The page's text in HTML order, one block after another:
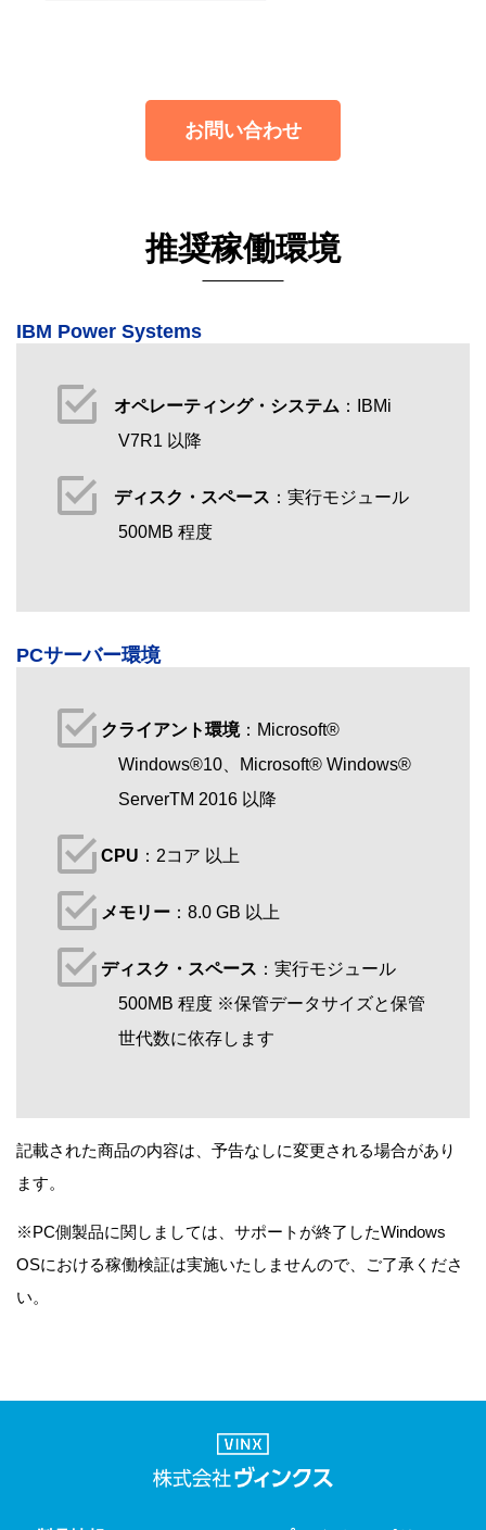
お問い合わせ
推奨稼働環境
IBM Power Systems
オペレーティング・システム ：IBMi
V7R1 以降
ディスク・スペース ：実行モジュール
500MB 程度
PCサーバー環境
クライアント環境：Microsoft®
Windows®10、Microsoft® Windows®
ServerTM 2016 以降
CPU ：2コア 以上
メモリー：8.0 GB 以上
ディスク・スペース ：実行モジュール
500MB 程度 ※保管データサイズと保管
世代数に依存します
記載された商品の内容は、予告なしに変更される場合があり
ます。
※PC側製品に関しましては、サポートが終了したWindows
OSにおける稼働検証は実施いたしませんので、ご了承くださ
い。